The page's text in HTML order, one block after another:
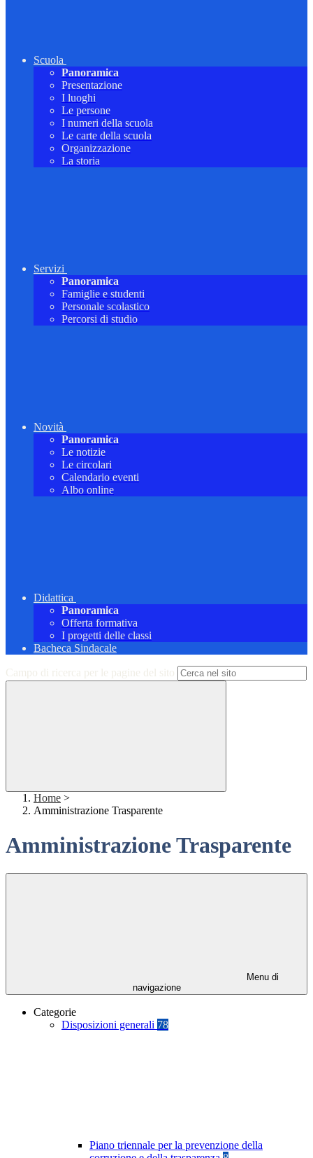
Scuola
Panoramica
Presentazione
I luoghi
Le persone
I numeri della scuola
Le carte della scuola
Organizzazione
La storia
Servizi
Panoramica
Famiglie e studenti
Personale scolastico
Percorsi di studio
Novità
Panoramica
Le notizie
Le circolari
Calendario eventi
Albo online
Didattica
Panoramica
Offerta formativa
I progetti delle classi
Bacheca Sindacale
Campo di ricerca per le pagine del sito
Home >
Amministrazione Trasparente
Amministrazione Trasparente
Menu di
navigazione
Categorie
Disposizioni generali 78
Piano triennale per la prevenzione della